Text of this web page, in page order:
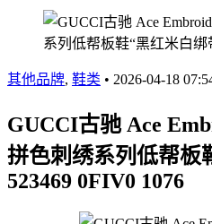
其他品牌, 鞋类 • 2026-04-18
GUCCI古驰 Ace
拼色刺绣系列低帮板
523469 0FIV0 1076